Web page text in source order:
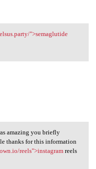
">semaglutide
was
amazing you briefly
thanks for this information
reels">instagramreels